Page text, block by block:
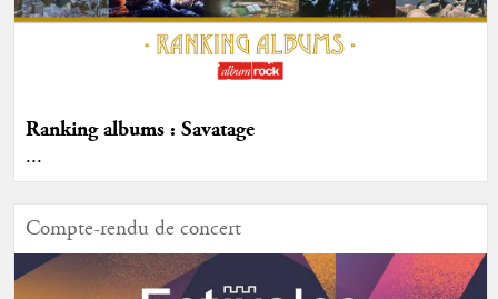
Ranking albums : Savatage
...
Compte-rendu de concert